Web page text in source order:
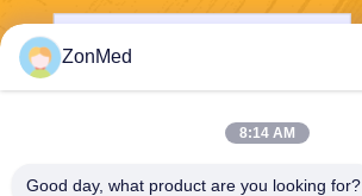
ZonMed
8:14 AM
Good day, what product are you looking for?